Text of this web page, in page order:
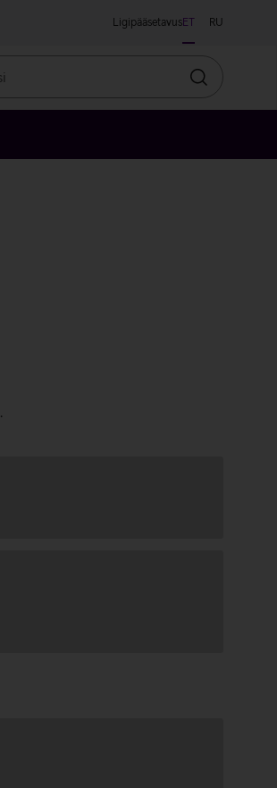
LigipääsetavusET RU
Otsin